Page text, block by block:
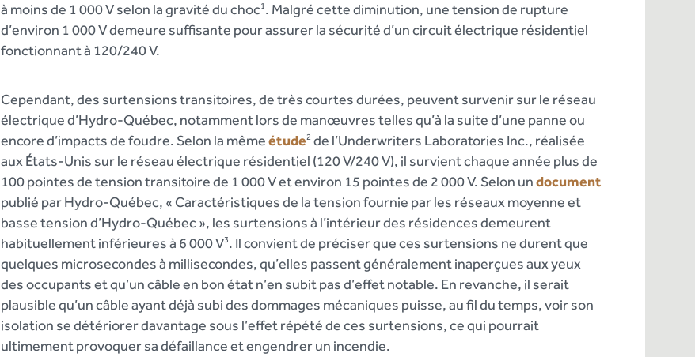
à moins de 1 000 V selon la gravité du choc1 . Malgré cette diminution, une tension de rupture
d’environ 1 000 V demeure suffisante pour assurer la sécurité d’un circuit électrique résidentiel
fonctionnant à 120/240 V.
Cependant, des surtensions transitoires, de très courtes durées, peuvent survenir sur le réseau
électrique d’Hydro-Québec, notamment lors de manœuvres telles qu’à la suite d’une panne ou
encore d’impacts de foudre. Selon la mêmeétude2 de l’Underwriters Laboratories Inc., réalisée
aux États-Unis sur le réseau électrique résidentiel (120 V/240 V), il survient chaque année plus de
100 pointes de tension transitoire de 1 000 V et environ 15 pointes de 2 000 V. Selon undocument
publié par Hydro-Québec, « Caractéristiques de la tension fournie par les réseaux moyenne et
basse tension d’Hydro-Québec », les surtensions à l’intérieur des résidences demeurent
habituellement inférieures à 6 000 V3. Il convient de préciser que ces surtensions ne durent que
quelques microsecondes à millisecondes, qu’elles passent généralement inaperçues aux yeux
des occupants et qu’un câble en bon état n’en subit pas d’effet notable. En revanche, il serait
plausible qu’un câble ayant déjà subi des dommages mécaniques puisse, au fil du temps, voir son
isolation se détériorer davantage sous l’effet répété de ces surtensions, ce qui pourrait
ultimement provoquer sa défaillance et engendrer un incendie.